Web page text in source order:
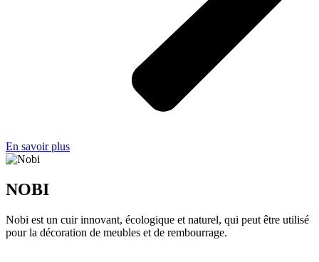
En savoir plus
NOBI
Nobi est un cuir innovant, écologique et naturel, qui peut être utilisé
pour la décoration de meubles et de rembourrage.